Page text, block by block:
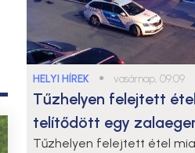
HELYI HÍREK ● vasárnap, 09:09
Tűzhelyen felejtett
telítődött egy
Tűzhelyen felejtett étel